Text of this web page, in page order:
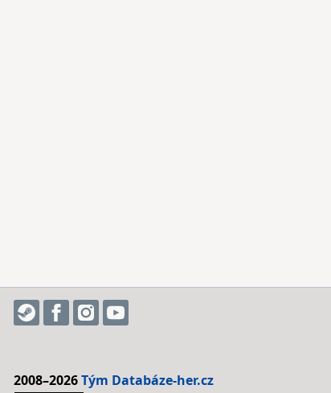
2008–2026Tým Databáze-her.cz